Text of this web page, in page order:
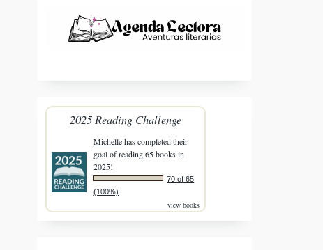
2025 Reading Challenge
Michellehas completed their
goal of reading 65 books in
2025!
70 of 65
(100%)
view books